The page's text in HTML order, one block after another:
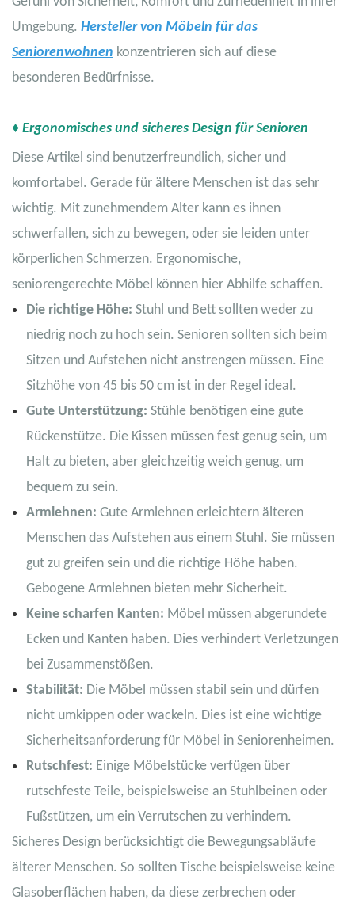
Umgebung. Hersteller von Möbeln für das
Seniorenwohnen konzentrieren sich auf diese
besonderen Bedürfnisse.
♦ Ergonomisches und sicheres Design für Senioren
Diese Artikel sind benutzerfreundlich, sicher und
komfortabel. Gerade für ältere Menschen ist das sehr
wichtig. Mit zunehmendem Alter kann es ihnen
schwerfallen, sich zu bewegen, oder sie leiden unter
körperlichen Schmerzen. Ergonomische,
seniorengerechte Möbel können hier Abhilfe schaffen.
Die richtige Höhe: Stuhl und Bett sollten weder zu
niedrig noch zu hoch sein. Senioren sollten sich beim
Sitzen und Aufstehen nicht anstrengen müssen. Eine
Sitzhöhe von 45 bis 50 cm ist in der Regel ideal.
Gute Unterstützung: Stühle benötigen eine gute
Rückenstütze. Die Kissen müssen fest genug sein, um
Halt zu bieten, aber gleichzeitig weich genug, um
bequem zu sein.
Armlehnen: Gute Armlehnen erleichtern älteren
Menschen das Aufstehen aus einem Stuhl. Sie müssen
gut zu greifen sein und die richtige Höhe haben.
Gebogene Armlehnen bieten mehr Sicherheit.
Keine scharfen Kanten: Möbel müssen abgerundete
Ecken und Kanten haben. Dies verhindert Verletzungen
bei Zusammenstößen.
Stabilität: Die Möbel müssen stabil sein und dürfen
nicht umkippen oder wackeln. Dies ist eine wichtige
Sicherheitsanforderung für Möbel in Seniorenheimen.
Rutschfest: Einige Möbelstücke verfügen über
rutschfeste Teile, beispielsweise an Stuhlbeinen oder
Fußstützen, um ein Verrutschen zu verhindern.
Sicheres Design berücksichtigt die Bewegungsabläufe
älterer Menschen. So sollten Tische beispielsweise keine
Glasoberflächen haben, da diese zerbrechen oder